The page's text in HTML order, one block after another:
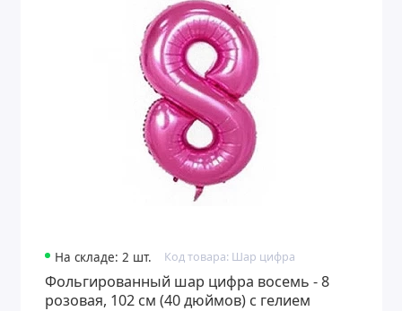
На складе: 2 шт. Код товара: Шар цифра
Фольгированный шар цифра восемь - 8
розовая, 102 см (40 дюймов) с гелием